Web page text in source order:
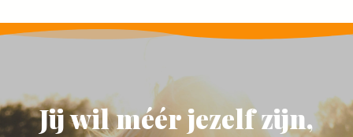
Jij wil méér jezelf zijn,